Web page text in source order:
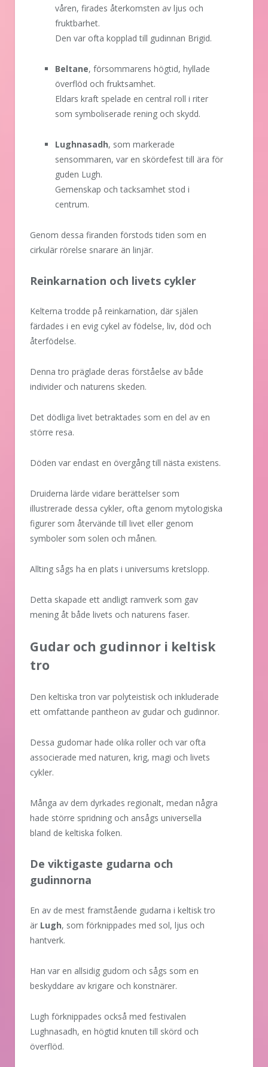
våren, firades återkomsten av ljus och
fruktbarhet.
Den var ofta kopplad till gudinnan Brigid.
Beltane, försommarens högtid, hyllade
överflöd och fruktsamhet.
Eldars kraft spelade en central roll i riter
som symboliserade rening och skydd.
Lughnasadh, som markerade
sensommaren, var en skördefest till ära för
guden Lugh.
Gemenskap och tacksamhet stod i
centrum.
Genom dessa firanden förstods tiden som en
cirkulär rörelse snarare än linjär.
Reinkarnation och livets cykler
Kelterna trodde på reinkarnation, där själen
färdades i en evig cykel av födelse, liv, död och
återfödelse.
Denna tro präglade deras förståelse av både
individer och naturens skeden.
Det dödliga livet betraktades som en del av en
större resa.
Döden var endast en övergång till nästa existens.
Druiderna lärde vidare berättelser som
illustrerade dessa cykler, ofta genom mytologiska
figurer som återvände till livet eller genom
symboler som solen och månen.
Allting sågs ha en plats i universums kretslopp.
Detta skapade ett andligt ramverk som gav
mening åt både livets och naturens faser.
Gudar och gudinnor i keltisk
tro
Den keltiska tron var polyteistisk och inkluderade
ett omfattande pantheon av gudar och gudinnor.
Dessa gudomar hade olika roller och var ofta
associerade med naturen, krig, magi och livets
cykler.
Många av dem dyrkades regionalt, medan några
hade större spridning och ansågs universella
bland de keltiska folken.
De viktigaste gudarna och
gudinnorna
En av de mest framstående gudarna i keltisk tro
är Lugh, som förknippades med sol, ljus och
hantverk.
Han var en allsidig gudom och sågs som en
beskyddare av krigare och konstnärer.
Lugh förknippades också med festivalen
Lughnasadh, en högtid knuten till skörd och
överflöd.